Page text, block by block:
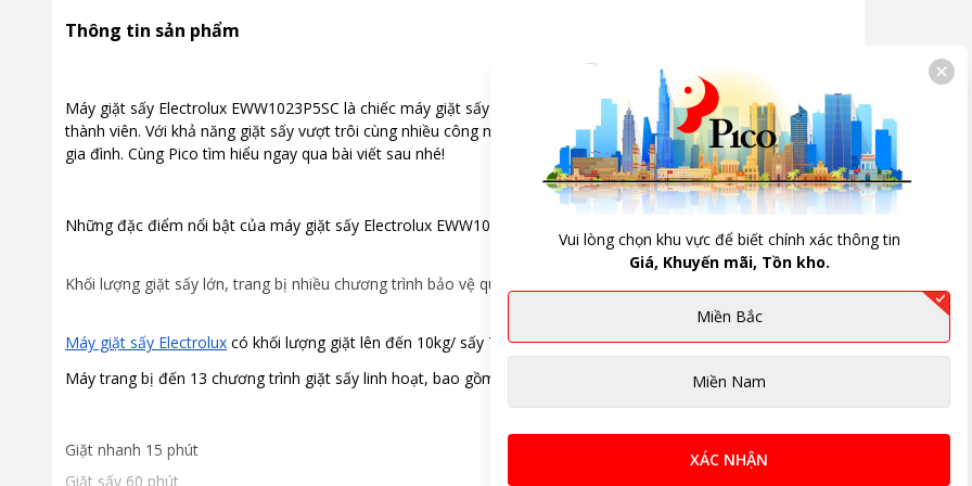
Bảng điều khiển
Khóa trẻ em
Chương trình giặt
Số chương trình: 13
-Chương trình đồ cotton
-Giặt sấy 60 phút
-Chăn bông DuvetCare 60
-Giặt nhanh đầy tải 45p
-Chăm sóc vải mỏng DelicatePlus
-Giặt hơi nước HygienicCare diệt khuẩn
-Đa dạng mức nhiệt độ
-Chương trình vắt
-Chương trình giặt nhanh 15
Khoảng giá
Từ 10 - 20 triệu
Thông tin sản phẩm
Máy giặt sấy Electrolux EWW1023P5SC là chiếc máy giặt sấy 2 trong 1 có thiết kế hiện đại, sang trọng đáp ứng nhu cầu giặt giũ
thành viên. Với khả năng giặt sấy vượt trôi cùng nhiều công nghệ chăm sóc vải tiên tiến giúp việc giặt giũ nhẹ nhàng và tiết kiệm
gia đình. Cùng Pico tìm hiểu ngay qua bài viết sau nhé!
Những đặc điểm nổi bật của máy giặt sấy Electrolux EWW1023P5SC
Khối lượng giặt sấy lớn, trang bị nhiều chương trình bảo vệ quần áo
Máy giặt sấy Electrolux có khối lượng giặt lên đến 10kg/ sấy 7 kg giúp bạn dễ dàng xử lý quần áo cả gia đình trong một mẻ giặt.
Máy trang bị đến 13 chương trình giặt sấy linh hoạt, bao gồm:
Giặt nhanh 15 phút
Giặt sấy 60 phút
Vui lòng chọn khu vực để biết chính xác thông tin
Giá, Khuyến mãi, Tồn kho.
Miền Bắc
Miền Nam
XÁC NHẬN